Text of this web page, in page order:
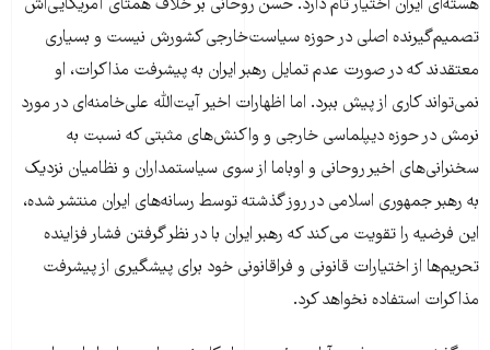
هسته‌ای ایران اختیار تام دارد. حسن روحانی بر خلاف همتای آمریکایی‌اش
تصمیم‌گیرنده اصلی در حوزه سیاست‌خارجی کشورش نیست و بسیاری
معتقدند که در صورت عدم تمایل رهبر ایران به پیشرفت مذاکرات، او
نمی‌تواند کاری از پیش ببرد. اما اظهارات اخیر آیت‌الله علی‌خامنه‌ای در مورد
نرمش در حوزه دیپلماسی خارجی و واکنش‌های مثبتی که نسبت به
سخنرانی‌های اخیر روحانی و اوباما از سوی سیاستمداران و نظامیان نزدیک
به رهبر جمهوری اسلامی در روز گذشته توسط رسانه‌های ایران منتشر شده،
این فرضیه را تقویت می‌کند که رهبر ایران با در نظر گرفتن فشار فزاینده
تحریم‌ها از اختیارات قانونی و فراقانونی خود برای پیشگیری از پیشرفت
مذاکرات استفاده نخواهد کرد.